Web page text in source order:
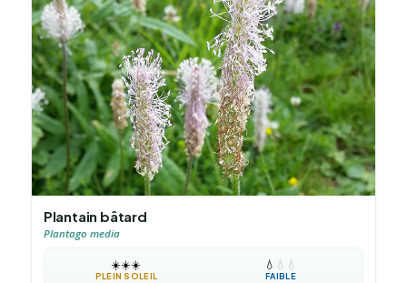
Plantain bâtard
Plantago media
☀️☀️☀️
PLEIN SOLEIL
💧 💧 💧
FAIBLE